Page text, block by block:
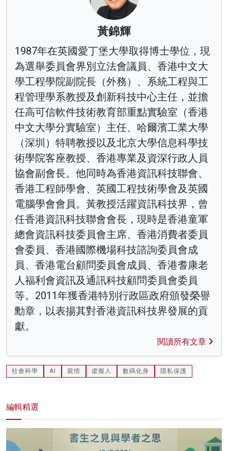
黃錦輝
1987年在英國愛丁堡大學取得博士學位，現
為選舉委員會界別立法會議員、香港中文大
學工程學院副院長（外務）、系統工程與工
程管理學系教授及創新科技中心主任，並擔
任高可信軟件技術教育部重點實驗室（香港
中文大學分實驗室）主任、哈爾濱工業大學
（深圳）特聘教授以及北京大學信息科學技
術學院客座教授、香港專業及資深行政人員
協會副會長。他同時為香港資訊科技聯會、
香港工程師學會、英國工程技術學會及英國
電腦學會會員。黃教授活躍資訊科技界，曾
任香港資訊科技聯會會長，現時是香港童軍
總會資訊科技委員會主席、香港消費者委員
會委員、香港國際機場科技諮詢委員會成
員、香港電台顧問委員會成員、香港耆康老
人福利會資訊及通訊科技顧問委員會委員
等。2011年獲香港特別行政區政府頒發榮譽
勳章，以表揚其對香港資訊科技界發展的貢
獻。
閱讀所有文章
社會科學 AI 親情 虛擬人 數碼化身 隱私保護
編輯精選